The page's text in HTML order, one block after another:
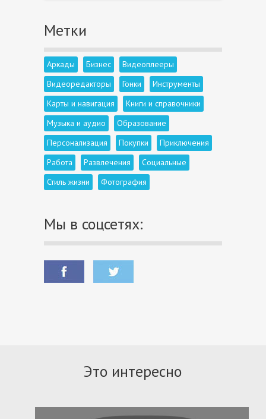
Метки
Аркады Бизнес
Видеоплееры
Видеоредакторы
Гонки
Инструменты
Карты и навигация
Книги и справочники
Музыка и аудио
Образование
Персонализация
Покупки
Приключения
Работа
Развлечения
Социальные
Стиль жизни
Фотография
Мы в соцсетях:
Это интересно